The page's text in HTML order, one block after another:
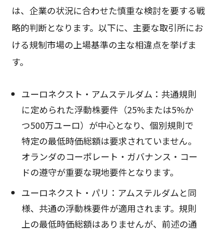
は、企業の状況に合わせた慎重な検討を要する戦
略的判断となります。以下に、主要な取引所にお
ける規制市場の上場基準の主な相違点を挙げま
す。
ユーロネクスト・アムステルダム：共通規則
に定められた浮動株要件（25%または5%か
つ500万ユーロ）が中心となり、個別規則で
特定の最低時価総額は要求されていません。
オランダのコーポレート・ガバナンス・コー
ドの遵守が重要な現地要件となります。
ユーロネクスト・パリ：アムステルダムと同
様、共通の浮動株要件が適用されます。規則
上の最低時価総額はありませんが、前述の通